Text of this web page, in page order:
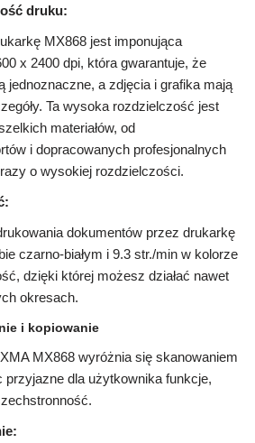
druku:
MX868 jest imponująca
x 2400 dpi, która gwarantuje, że
jednoznaczne, a zdjęcia i grafika mają
Ta wysoka rozdzielczość jest
materiałów, od
i dopracowanych profesjonalnych
o wysokiej rozdzielczości.
dokumentów przez drukarkę
czarno-białym i 9.3 str./min w kolorze
dzięki której możesz działać nawet
okresach.
i kopiowanie
MX868 wyróżnia się skanowaniem
przyjazne dla użytkownika funkcje,